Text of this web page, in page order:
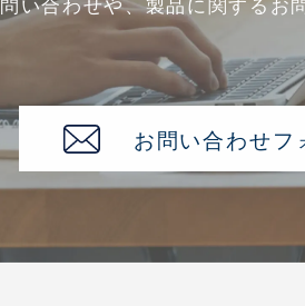
お問い合わせフ